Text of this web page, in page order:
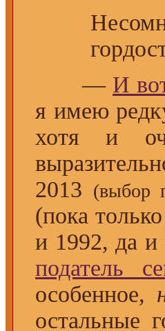
— И
я имею
хотя и
2013 (выбор
(пока
и 1992, да
податель
особенное,
остальные